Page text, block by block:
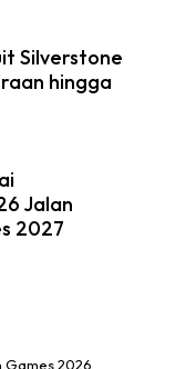
Silverstone
hingga
Jalan
2027
Games 2026